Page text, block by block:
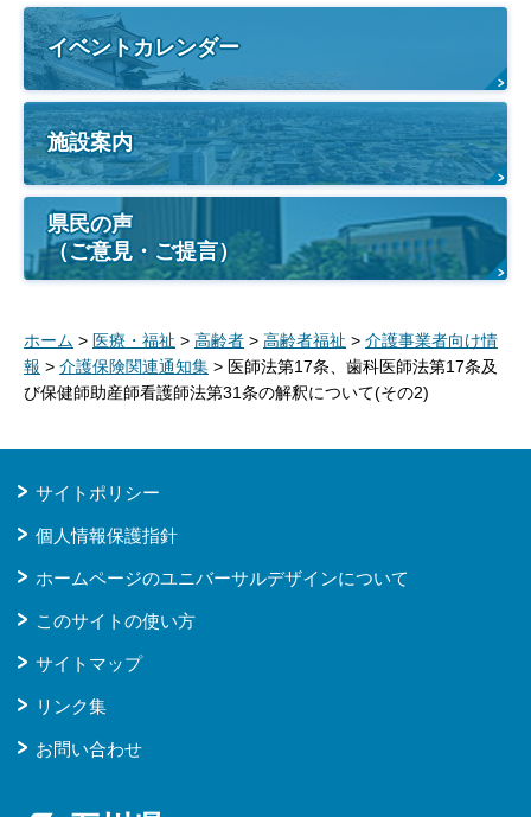
イベントカレンダー
施設案内
県民の声
（ご意見・ご提言）
ホーム > 医療・福祉 > 高齢者 > 高齢者福祉 > 介護事業者向け情
報 > 介護保険関連通知集 > 医師法第17条、歯科医師法第17条及
び保健師助産師看護師法第31条の解釈について(その2)
サイトポリシー
個人情報保護指針
ホームページのユニバーサルデザインについて
このサイトの使い方
サイトマップ
リンク集
お問い合わせ